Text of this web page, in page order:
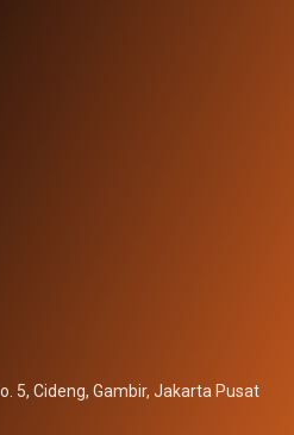
5, Cideng, Gambir, Jakarta Pusat